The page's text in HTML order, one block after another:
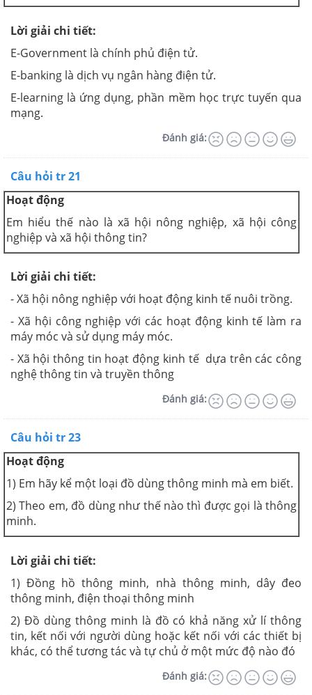
Lời giải chi tiết:
E-Government là chính phủ điện tử.
E-banking là dịch vụ ngân hàng điện tử.
E-learning là ứng dụng, phần mềm học trực tuyến qua
mạng.
Đánh giá:
Câu hỏi tr 21
Hoạt động
Em hiểu thế nào là xã hội nông nghiệp, xã hội công
nghiệp và xã hội thông tin?
Lời giải chi tiết:
- Xã hội nông nghiệp với hoạt động kinh tế nuôi trồng.
- Xã hội công nghiệp với các hoạt động kinh tế làm ra
máy móc và sử dụng máy móc.
- Xã hội thông tin hoạt động kinh tế dựa trên các công
nghệ thông tin và truyền thông
Đánh giá:
Câu hỏi tr 23
Hoạt động
1) Em hãy kể một loại đồ dùng thông minh mà em biết.
2) Theo em, đồ dùng như thế nào thì được gọi là thông
minh.
Lời giải chi tiết:
1) Đồng hồ thông minh, nhà thông minh, dây đeo
thông minh, điện thoại thông minh
2) Đồ dùng thông minh là đồ có khả năng xử lí thông
tin, kết nối với người dùng hoặc kết nối với các thiết bị
khác, có thể tương tác và tự chủ ở một mức độ nào đó
Đánh giá: